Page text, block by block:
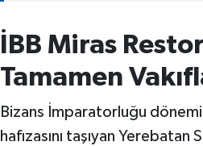
İBB Miras
Tamamen
Bizans İmparatorluğu
hafızasını taşıyan